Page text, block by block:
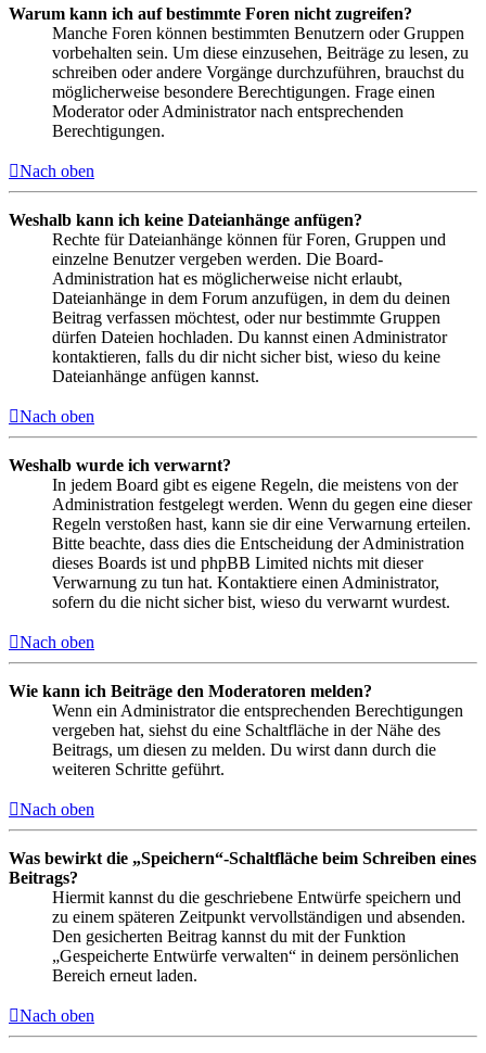
Warum kann ich auf bestimmte Foren nicht zugreifen?
Manche Foren können bestimmten Benutzern oder Gruppen
vorbehalten sein. Um diese einzusehen, Beiträge zu lesen, zu
schreiben oder andere Vorgänge durchzuführen, brauchst du
möglicherweise besondere Berechtigungen. Frage einen
Moderator oder Administrator nach entsprechenden
Berechtigungen.
Nach oben
Weshalb kann ich keine Dateianhänge anfügen?
Rechte für Dateianhänge können für Foren, Gruppen und
einzelne Benutzer vergeben werden. Die Board-
Administration hat es möglicherweise nicht erlaubt,
Dateianhänge in dem Forum anzufügen, in dem du deinen
Beitrag verfassen möchtest, oder nur bestimmte Gruppen
dürfen Dateien hochladen. Du kannst einen Administrator
kontaktieren, falls du dir nicht sicher bist, wieso du keine
Dateianhänge anfügen kannst.
Nach oben
Weshalb wurde ich verwarnt?
In jedem Board gibt es eigene Regeln, die meistens von der
Administration festgelegt werden. Wenn du gegen eine dieser
Regeln verstoßen hast, kann sie dir eine Verwarnung erteilen.
Bitte beachte, dass dies die Entscheidung der Administration
dieses Boards ist und phpBB Limited nichts mit dieser
Verwarnung zu tun hat. Kontaktiere einen Administrator,
sofern du die nicht sicher bist, wieso du verwarnt wurdest.
Nach oben
Wie kann ich Beiträge den Moderatoren melden?
Wenn ein Administrator die entsprechenden Berechtigungen
vergeben hat, siehst du eine Schaltfläche in der Nähe des
Beitrags, um diesen zu melden. Du wirst dann durch die
weiteren Schritte geführt.
Nach oben
Was bewirkt die „Speichern“-Schaltfläche beim Schreiben eines
Beitrags?
Hiermit kannst du die geschriebene Entwürfe speichern und
zu einem späteren Zeitpunkt vervollständigen und absenden.
Den gesicherten Beitrag kannst du mit der Funktion
„Gespeicherte Entwürfe verwalten“ in deinem persönlichen
Bereich erneut laden.
Nach oben